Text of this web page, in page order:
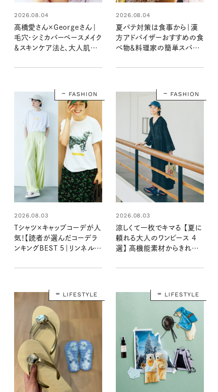
2026.08.04
高橋愛さん×Georgeさん｜
毛穴・シミカバーベースメイク
＆スキンケア法と、大人肌悩
2026.08.04
夏バテ対策は食事から｜漢
方アドバイザーおすすめの食
べ物＆料理家の簡単スパイ
FASHION
2026.08.03
Tシャツ×キャップコーデが人
気！【読者が選んだコーデラ
ンキングBEST 5｜リンネル
FASHION
2026.08.03
涼しくて一枚でキマる 【夏に
頼れる大人のワンピース 4
選】 高機能素材からきれい
LIFESTYLE LIFESTYLE